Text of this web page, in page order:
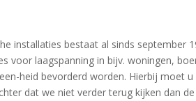
installaties bestaat al sinds september
voor laagspanning in bijv. woningen,
heid bevorderd worden. Hierbij moet
dat we niet verder terug kijken dan